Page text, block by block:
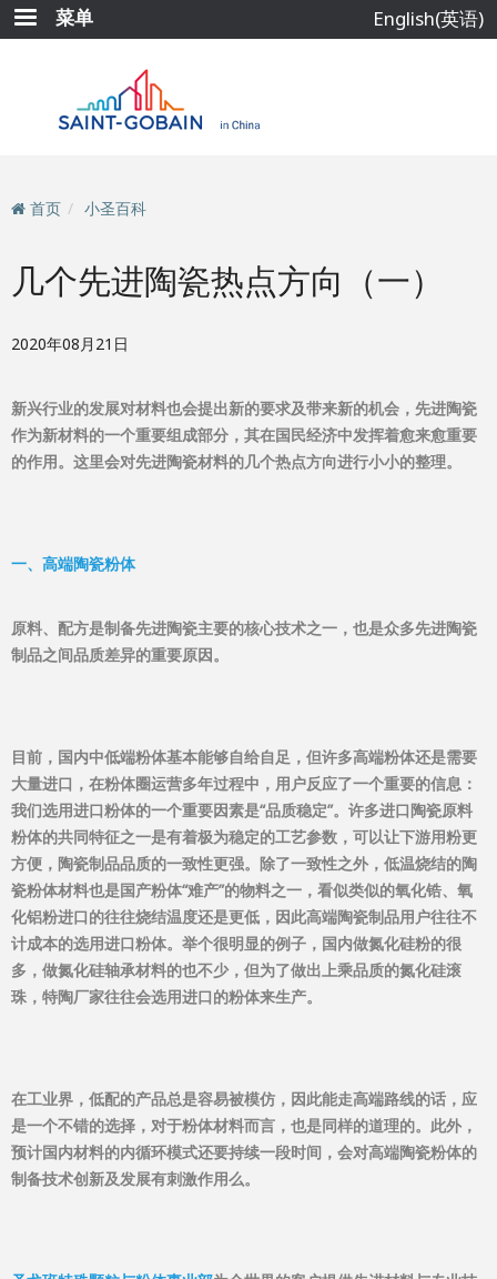
跳
转
菜单 English(英语)
首页 小圣百科
几个先进陶瓷热点方向（一）
2020年08月21日
新兴行业的发展对材料也会提出新的要求及带来新的机会，先进陶瓷
作为新材料的一个重要组成部分，其在国民经济中发挥着愈来愈重要
的作用。这里会对先进陶瓷材料的几个热点方向进行小小的整理。
一、高端陶瓷粉体
原料、配方是制备先进陶瓷主要的核心技术之一，也是众多先进陶瓷
制品之间品质差异的重要原因。
目前，国内中低端粉体基本能够自给自足，但许多高端粉体还是需要
大量进口，在粉体圈运营多年过程中，用户反应了一个重要的信息：
我们选用进口粉体的一个重要因素是“品质稳定”。许多进口陶瓷原料
粉体的共同特征之一是有着极为稳定的工艺参数，可以让下游用粉更
方便，陶瓷制品品质的一致性更强。除了一致性之外，低温烧结的陶
瓷粉体材料也是国产粉体“难产”的物料之一，看似类似的氧化锆、氧
化铝粉进口的往往烧结温度还是更低，因此高端陶瓷制品用户往往不
计成本的选用进口粉体。举个很明显的例子，国内做氮化硅粉的很
多，做氮化硅轴承材料的也不少，但为了做出上乘品质的氮化硅滚
珠，特陶厂家往往会选用进口的粉体来生产。
在工业界，低配的产品总是容易被模仿，因此能走高端路线的话，应
是一个不错的选择，对于粉体材料而言，也是同样的道理的。此外，
预计国内材料的内循环模式还要持续一段时间，会对高端陶瓷粉体的
制备技术创新及发展有刺激作用么。